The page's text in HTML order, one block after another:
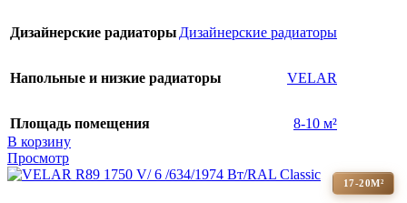
Дизайнерские радиаторы Дизайнерские радиаторы
Напольные и низкие радиаторы VELAR
Площадь помещения
8-10 м²
В корзину
Просмотр
17-20М²